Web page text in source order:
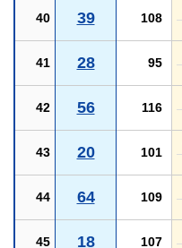
40 39 108
41 28 95
42 56 116
43 20 101
44 64 109
45 18 107